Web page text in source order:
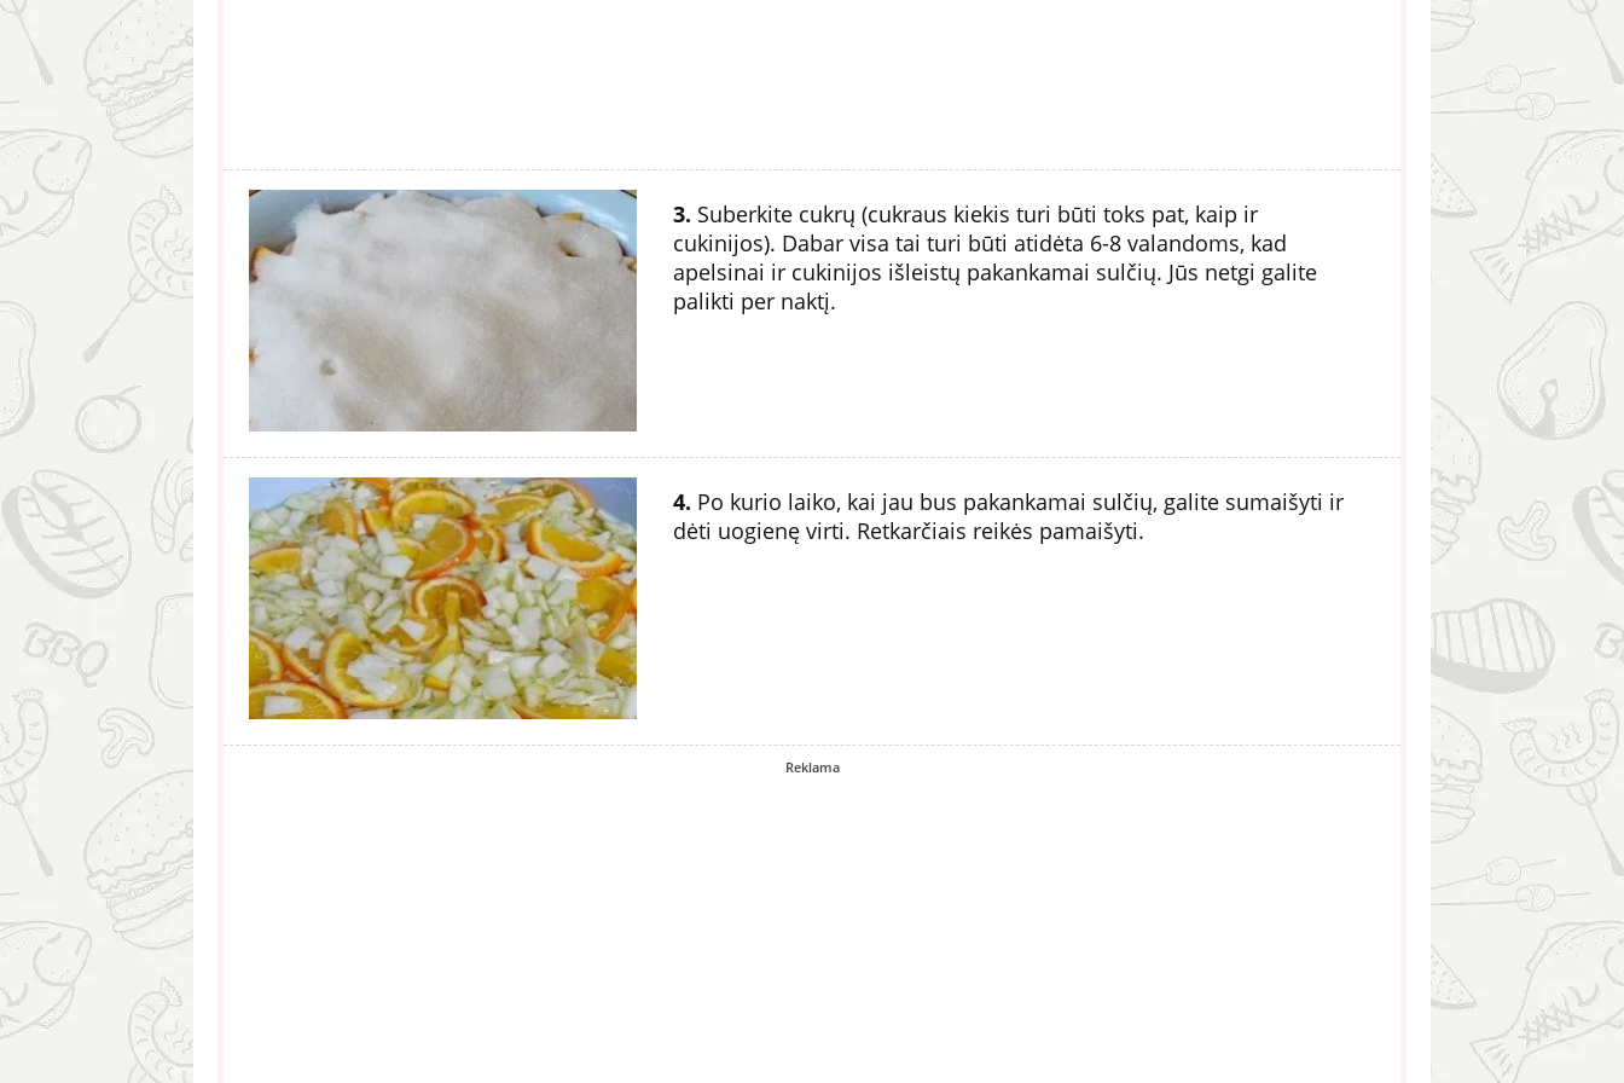
3. Suberkite cukrų (cukraus kiekis turi būti toks pat, kaip ir
cukinijos). Dabar visa tai turi būti atidėta 6-8 valandoms, kad
apelsinai ir cukinijos išleistų pakankamai sulčių. Jūs netgi galite
palikti per naktį.
4. Po kurio laiko, kai jau bus pakankamai sulčių, galite sumaišyti ir
dėti uogienę virti. Retkarčiais reikės pamaišyti.
Reklama